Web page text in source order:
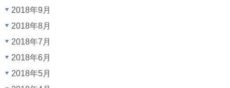
2018年9月
2018年8月
2018年7月
2018年6月
2018年5月